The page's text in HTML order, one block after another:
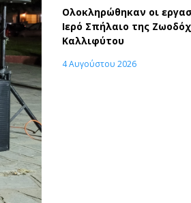
Ολοκληρώθηκαν οι
Ιερό Σπήλαιο της
Καλλιφύτου
4 Αυγούστου 2026